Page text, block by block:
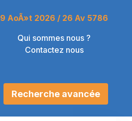
9 AoÃ»t 2026 / 26 Av 5786
Qui sommes nous ?
Contactez nous
Recherche avancée